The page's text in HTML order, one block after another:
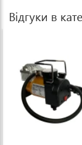
Відгуки в